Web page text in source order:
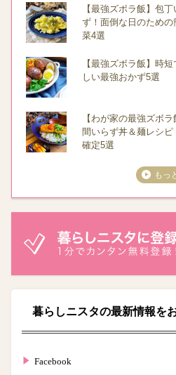
【最強ズボラ飯】包丁
ず！面倒な日のための
菜4選
【最強ズボラ飯】時
しい最強おかず5選
【わが家の最強ズボ
間いらず丼＆麺レシピ
確定5選
もっ
暮らしニスタの最新情報を
Facebook